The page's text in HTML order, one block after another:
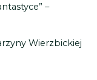
–
Wierzbickiej